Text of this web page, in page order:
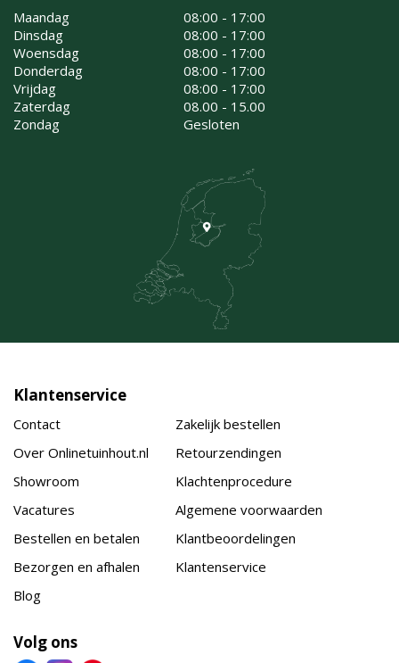
Maandag
08:00 - 17:00
Dinsdag
08:00 - 17:00
Woensdag
08:00 - 17:00
Donderdag
08:00 - 17:00
Vrijdag
08:00 - 17:00
Zaterdag
08.00 - 15.00
Zondag
Gesloten
Klantenservice
Contact
Over Onlinetuinhout.nl
Showroom
Vacatures
Bestellen en betalen
Bezorgen en afhalen
Blog
Zakelijk bestellen
Retourzendingen
Klachtenprocedure
Algemene voorwaarden
Klantbeoordelingen
Klantenservice
Volg ons